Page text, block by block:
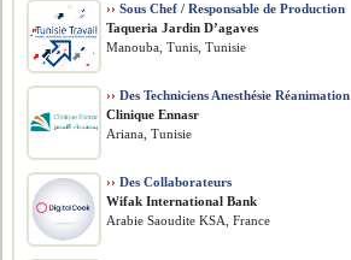
›› Sous Chef / Responsable de Production
Taqueria Jardin D’agaves
Manouba, Tunis, Tunisie
›› Des Techniciens Anesthésie Réanimation
Clinique Ennasr
Ariana, Tunisie
›› Des Collaborateurs
Wifak International Bank
Arabie Saoudite KSA, France